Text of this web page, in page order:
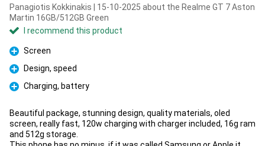
Panagiotis Kokkinakis | 15-10-2025 about the Realme GT 7 Aston
Martin 16GB/512GB Green
I recommend this product
Pro
Screen
Pro
Design, speed
Pro
Charging, battery
Beautiful package, stunning design, quality materials, oled
screen, really fast, 120w charging with charger included, 16g ram
and 512g storage.